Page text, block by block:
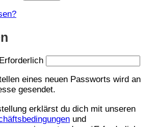
Erforderlich
eines neuen Passworts wird an
gesendet.
erklärst du dich mit unseren
und